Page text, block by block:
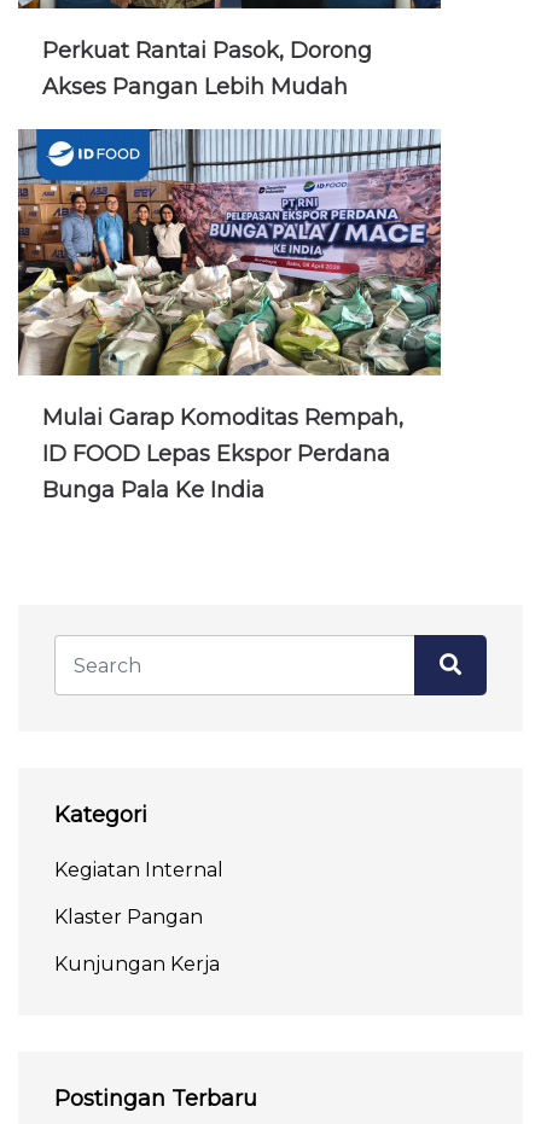
Perkuat Rantai Pasok, Dorong
Akses Pangan Lebih Mudah
Mulai Garap Komoditas Rempah,
ID FOOD Lepas Ekspor Perdana
Bunga Pala Ke India
Kategori
Kegiatan Internal
Klaster Pangan
Kunjungan Kerja
Postingan Terbaru